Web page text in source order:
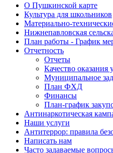
О Пушкинской карте
Культура для школьников
Материально-
Нижнепавловская
План работы - График
Отчетность
Отчеты
Качество оказания
Муниципальное
План ФХД
Финансы
План-график
Антинаркотическая
Наши услуги
Антитеррор: правила
Написать нам
Часто задаваемые